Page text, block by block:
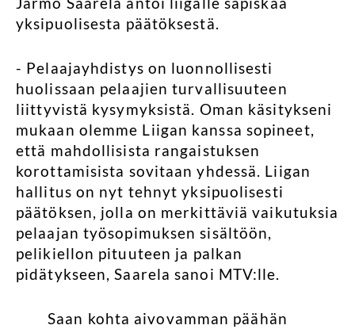
yksipuolisesta päätöksestä.
- Pelaajayhdistys on luonnollisesti
huolissaan pelaajien turvallisuuteen
liittyvistä kysymyksistä. Oman käsitykseni
mukaan olemme Liigan kanssa sopineet,
että mahdollisista rangaistuksen
korottamisista sovitaan yhdessä. Liigan
hallitus on nyt tehnyt yksipuolisesti
päätöksen, jolla on merkittäviä vaikutuksia
pelaajan työsopimuksen sisältöön,
pelikiellon pituuteen ja palkan
pidätykseen, Saarela sanoi MTV:lle.
Saan kohta aivovamman päähän